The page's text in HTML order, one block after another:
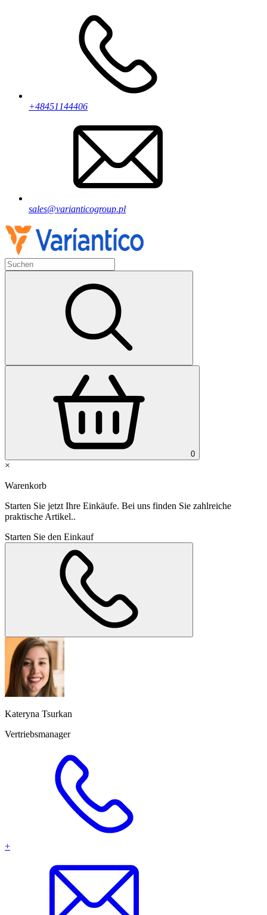
+48451144406
sales@varianticogroup.pl
0
×
Warenkorb
Starten Sie jetzt Ihre Einkäufe. Bei uns finden Sie zahlreiche
praktische Artikel..
Starten Sie den Einkauf
Kateryna Tsurkan
Vertriebsmanager
+